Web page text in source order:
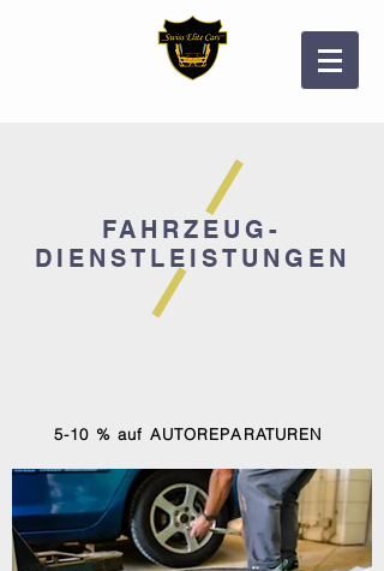
FAHRZEUG-
DIENSTLEISTUNGEN
5-10 % auf AUTOREPARATUREN